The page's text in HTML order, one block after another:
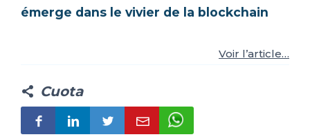
ES
émerge dans le vivier de la blockchain
Voir l’article…
Cuota